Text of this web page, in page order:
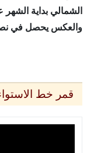
والعكس يحصل في
قمر خط